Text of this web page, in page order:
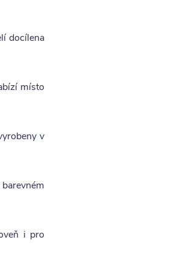
docílena
místo
v
i pro